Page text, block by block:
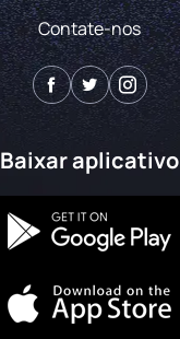
Contate-nos
Baixar aplicativo